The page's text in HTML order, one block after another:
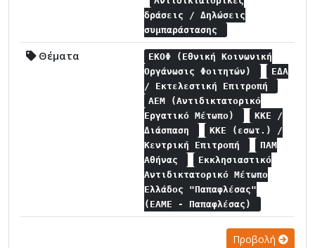
δράσεις / Δηλώσεις
συμπαράστασης
Θέματα
ΕΚΟΦ (Εθνική Κοινωνική
Οργάνωσις Φοιτητών)
ΕΔΑ
/ Εκτελεστική Επιτροπή
ΑΕΜ (Αντιδικτατορικό
Εργατικό Μέτωπο)
ΚΚΕ /
Διάσπαση
ΚΚΕ (εσωτ.) /
Κεντρική Επιτροπή
ΠΑΜ
Αθήνας
Εκκλησιαστικό
Αντιδικτατορικό Μέτωπο
Ελλάδος "Παπαφλέσας"
(ΕΑΜΕ - Παπαφλέσας)
Προβολή